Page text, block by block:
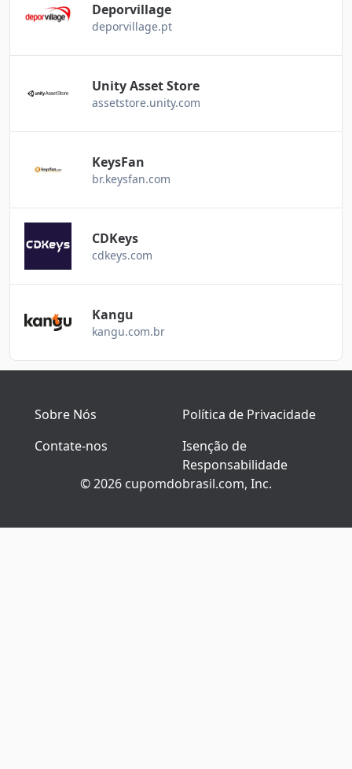
Deporvillage
deporvillage.pt
Unity Asset Store
assetstore.unity.com
KeysFan
br.keysfan.com
CDKeys
cdkeys.com
Kangu
kangu.com.br
Sobre Nós
Política de Privacidade
Contate-nos
Isenção de
Responsabilidade
© 2026 cupomdobrasil.com, Inc.